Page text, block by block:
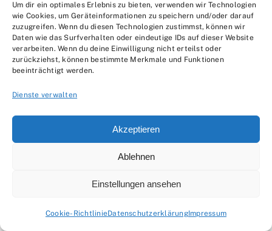
Um dir ein optimales Erlebnis zu bieten, verwenden wir Technologien
wie Cookies, um Geräteinformationen zu speichern und/oder darauf
zuzugreifen. Wenn du diesen Technologien zustimmst, können wir
Daten wie das Surfverhalten oder eindeutige IDs auf dieser Website
verarbeiten. Wenn du deine Einwilligung nicht erteilst oder
zurückziehst, können bestimmte Merkmale und Funktionen
beeinträchtigt werden.
Dienste verwalten
Akzeptieren
Ablehnen
Einstellungen ansehen
Cookie-RichtlinieDatenschutzerklärungImpressum
Weitere ähnliche Beiträge: